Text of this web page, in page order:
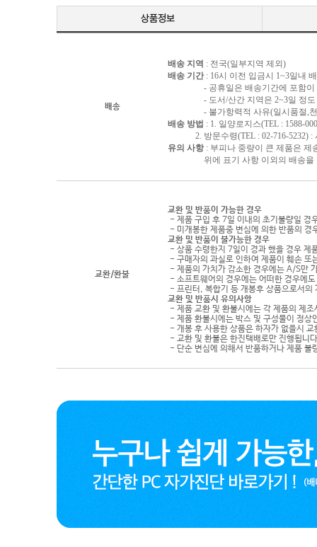
배송
배송 지역 : 전국(일부지역 제외)
배송 기간 : 16시 이전 입금시 1~3일내
- 공휴일은 배송기간에 포함이
- 도서/산간 지역은 2~3일 정도
- 불가항력적 사유(일시품절,천재
배송 방법 : 1. 일양로지스(TEL : 1588-
2. 방문수령(TEL : 02-716-5232) :
유의 사항: 부피나 중량이 큰 제품은 제
위에 표기 사항 이외의 배송을 원
교환/환불
교환 및 반품이 가능한 경우
- 제품 구입 후 7일 이내의 초기불량일 경
- 미개봉한 제품중 변심에 의한 반품의 경
교환 및 반품이 불가능한 경우
- 상품 수령한지 7일이 경과 했을 경우 제
- 구매자의 과실로 인하여 제품이 훼손 또
- 제품의 가치가 감소한 경우에는 A/S만
- 소프트웨어의 경우에는 어떠한 경우에
- 프린터, 복합기 등 개봉후 상품으로서의
교환 및 반품시 유의사항
- 제품 교환 및 환불시에는 각 제품의 제
- 제품 환불시에는 박스 및 구성물이 정상
- 개봉 후 사용한 상품은 하자가 없을시
- 교환 및 환불은 한진택배로만 진행됩니
- 단순 변심에 의해서 반품하거나 제품